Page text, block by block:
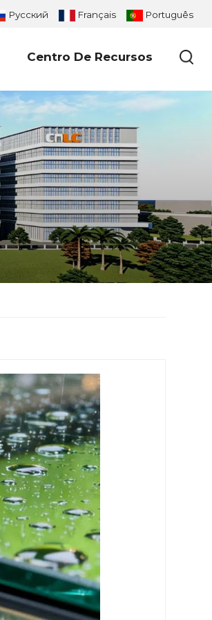
Русский Français Português
Centro De Recursos